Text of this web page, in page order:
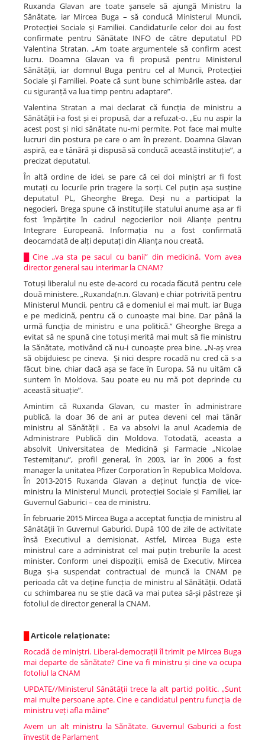
Ruxanda Glavan are toate şansele să ajungă Ministru la
Sănătate, iar Mircea Buga – să conducă Ministerul Muncii,
Protecției Sociale și Familiei. Candidaturile celor doi au fost
confirmate pentru Sănătate INFO de către deputatul PD
Valentina Stratan. „Am toate argumentele să confirm acest
lucru. Doamna Glavan va fi propusă pentru Ministerul
Sănătății, iar domnul Buga pentru cel al Muncii, Protecției
Sociale și Familiei. Poate că sunt bune schimbările astea, dar
cu siguranță va lua timp pentru adaptare”.
Valentina Stratan a mai declarat că funcția de ministru a
Sănătății i-a fost și ei propusă, dar a refuzat-o. „Eu nu aspir la
acest post și nici sănătate nu-mi permite. Pot face mai multe
lucruri din postura pe care o am în prezent. Doamna Glavan
aspiră, ea e tânără și dispusă să conducă această instituție”, a
precizat deputatul.
În altă ordine de idei, se pare că cei doi miniștri ar fi fost
mutați cu locurile prin tragere la sorți. Cel puțin așa susține
deputatul PL, Gheorghe Brega. Deși nu a participat la
negocieri, Brega spune că instituțiile statului anume așa ar fi
fost împărțite în cadrul negocierilor noii Alianțe pentru
Integrare Europeană. Informația nu a fost confirmată
deocamdată de alți deputați din Alianța nou creată.
█Cine „va sta pe sacul cu banii” din medicină. Vom avea
director general sau interimar la CNAM?
Totuși liberalul nu este de-acord cu rocada făcută pentru cele
două ministere. „Ruxanda(n.n. Glavan) e chiar potrivită pentru
Ministerul Muncii, pentru că e domeniul ei mai mult, iar Buga
e pe medicină, pentru că o cunoaște mai bine. Dar până la
urmă funcția de ministru e una politică.” Gheorghe Brega a
evitat să ne spună cine totuși merită mai mult să fie ministru
la Sănătate, motivând că nu-i cunoaște prea bine. „N-aș vrea
să obijduiesc pe cineva. Și nici despre rocadă nu cred că s-a
făcut bine, chiar dacă așa se face în Europa. Să nu uităm că
suntem în Moldova. Sau poate eu nu mă pot deprinde cu
această situație”.
Amintim că Ruxanda Glavan, cu master în administrare
publică, la doar 36 de ani ar putea deveni cel mai tânăr
ministru al Sănătății . Ea va absolvi la anul Academia de
Administrare Publică din Moldova. Totodată, aceasta a
absolvit Universitatea de Medicină și Farmacie „Nicolae
Testemițanu”, profil general, în 2003, iar în 2006 a fost
manager la unitatea Pfizer Corporation în Republica Moldova.
În 2013-2015 Ruxanda Glavan a deținut funcția de vice-
ministru la Ministerul Muncii, protecției Sociale și Familiei, iar
Guvernul Gaburici – cea de ministru.
În februarie 2015 Mircea Buga a acceptat funcția de ministru al
Sănătății în Guvernul Gaburici. După 100 de zile de activitate
însă Executivul a demisionat. Astfel, Mircea Buga este
ministrul care a administrat cel mai puțin treburile la acest
minister. Conform unei dispoziții, emisă de Executiv, Mircea
Buga și-a suspendat contractual de muncă la CNAM pe
perioada cât va deține funcția de ministru al Sănătății. Odată
cu schimbarea nu se știe dacă va mai putea să-și păstreze și
fotoliul de director general la CNAM.
Articole relaționate:
Rocadă de miniștri. Liberal-democrații îl trimit pe Mircea Buga
mai departe de sănătate? Cine va fi ministru și cine va ocupa
fotoliul la CNAM
UPDATE//Ministerul Sănătății trece la alt partid politic. „Sunt
mai multe persoane apte. Cine e candidatul pentru funcția de
ministru veți afla mâine”
Avem un alt ministru la Sănătate. Guvernul Gaburici a fost
învestit de Parlament